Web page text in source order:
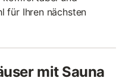
für Ihren nächsten
mit Sauna